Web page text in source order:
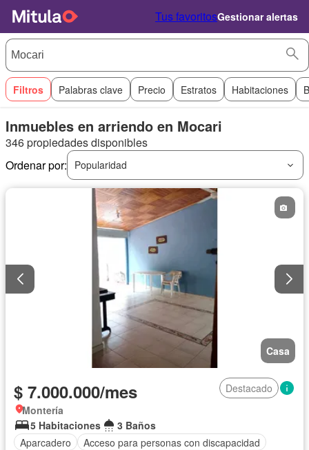
Tus favoritosGestionar alertas
Filtros Palabras clave Precio Estratos Habitaciones
Inmuebles en arriendo en Mocari
346 propiedades disponibles
Ordenar por:
Popularidad
Casa
$ 7.000.000/mes
Destacado
Montería
5 Habitaciones
3 Baños
Aparcadero
Acceso para personas con discapacidad